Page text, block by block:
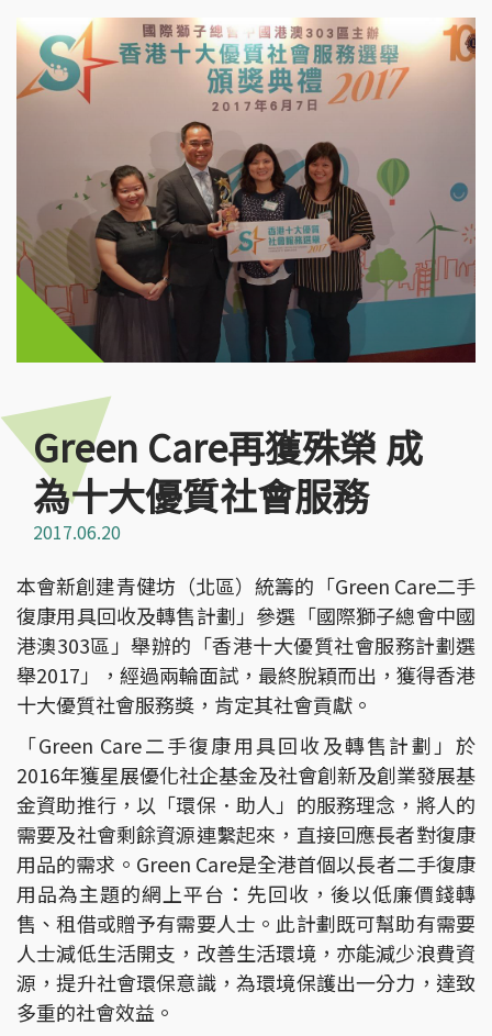
Green Care再獲殊榮 成
為十大優質社會服務
2017.06.20
本會新創建青健坊（北區）統籌的「Green Care二手
復康用具回收及轉售計劃」參選「國際獅子總會中國
港澳303區」舉辦的「香港十大優質社會服務計劃選
舉2017」，經過兩輪面試，最終脫穎而出，獲得香港
十大優質社會服務獎，肯定其社會貢獻。
「Green Care二手復康用具回收及轉售計劃」於
2016年獲星展優化社企基金及社會創新及創業發展基
金資助推行，以「環保．助人」的服務理念，將人的
需要及社會剩餘資源連繫起來，直接回應長者對復康
用品的需求。Green Care是全港首個以長者二手復康
用品為主題的網上平台：先回收，後以低廉價錢轉
售、租借或贈予有需要人士。此計劃既可幫助有需要
人士減低生活開支，改善生活環境，亦能減少浪費資
源，提升社會環保意識，為環境保護出一分力，達致
多重的社會效益。